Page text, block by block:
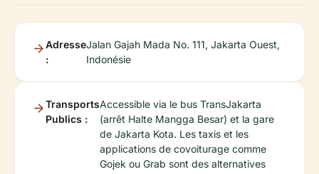
Adresse
:
Jalan Gajah Mada No. 111, Jakarta Ouest,
Indonésie
Transports
Publics :
Accessible via le bus TransJakarta
(arrêt Halte Mangga Besar) et la gare
de Jakarta Kota. Les taxis et les
applications de covoiturage comme
Gojek ou Grab sont des alternatives